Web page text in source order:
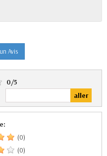
Avis
0/5
(0)
(0)